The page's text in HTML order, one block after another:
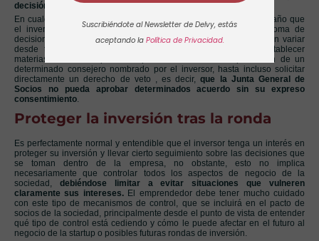
decisión
En cualquier ronda de ronda de inversión significativa, no es extraño que
el inversor exija incluir ciertos mecanismos de control en la toma de
decisiones de la empresa. Estos mecanismos de control, pueden variar
desde tener un puesto en el consejo de administración, establecer
materias reservadas para las que sea necesario la aprobación de un
determinado consejero nombrado por el inversor, hasta incluso solicitar
directamente un derecho de veto , es decir,que la Junta General de
Socios no pueda aprobar determinados acuerdo sin su expreso
consentimiento.
Proteger la inversión tras la ronda
Es perfectamente normal y entendible que el inversor tenga un interés en
proteger su inversión y llevar cierto seguimiento sobre las decisiones que
se toman dentro de la empresa, no obstante, esto no implica
necesariamente que controlar todos los aspectos de negocio de la
sociedad, debiéndose limitar a evitar situaciones que vulneren
claramente sus intereses.El emprendedor debe tener mucho cuidado
con este tipo de mecanismos de control, que se incluirá en el pacto de
socios de la sociedad, principalmente desde el punto de vista de entender
qué tipo de control está cediendo y cómo le puede afectar en el futuro al
negocio de la startup o posibles futuras rondas de inversión.
Suscribiéndote al Newsletter de Delvy, estás
aceptando la Política de Privacidad.